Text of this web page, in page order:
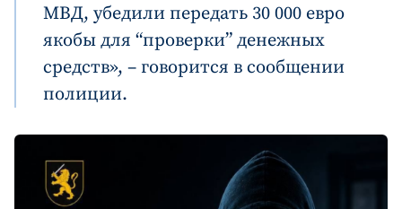
МВД, убедили передать 30 000 евро
якобы для “проверки” денежных
средств», – говорится в сообщении
полиции.